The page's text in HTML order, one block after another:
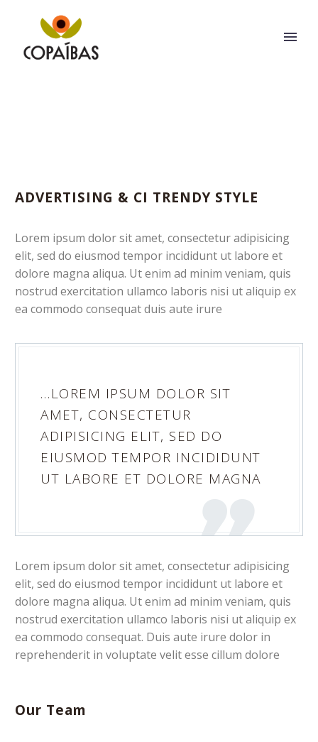
ADVERTISING & CI TRENDY STYLE
Lorem ipsum dolor sit amet, consectetur adipisicing
elit, sed do eiusmod tempor incididunt ut labore et
dolore magna aliqua. Ut enim ad minim veniam, quis
nostrud exercitation ullamco laboris nisi ut aliquip ex
ea commodo consequat duis aute irure
…LOREM IPSUM DOLOR SIT
AMET, CONSECTETUR
ADIPISICING ELIT, SED DO
EIUSMOD TEMPOR INCIDIDUNT
UT LABORE ET DOLORE MAGNA
Lorem ipsum dolor sit amet, consectetur adipisicing
elit, sed do eiusmod tempor incididunt ut labore et
dolore magna aliqua. Ut enim ad minim veniam, quis
nostrud exercitation ullamco laboris nisi ut aliquip ex
ea commodo consequat. Duis aute irure dolor in
reprehenderit in voluptate velit esse cillum dolore
Our Team